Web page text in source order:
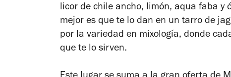
licor de chile ancho, limón, aqua faba y
mejor es que te lo dan en un tarro de
por la variedad en mixología, donde
que te lo sirven.